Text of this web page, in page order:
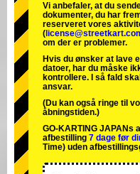
Vi anbefaler, at du
dokumenter, du har
reserveret vores
(
om der er problemer.
Hvis du ønsker at lave
datoer, har du måske
kontrollere. I så fald
ansvar.
(Du kan også ringe til
åbningstiden.)
GO-KARTING
afbestilling 7 dage før
Time) uden